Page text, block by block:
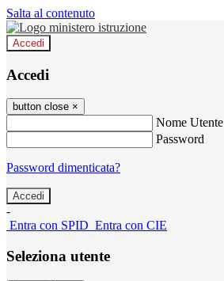
Salta al contenuto
Accedi
Accedi
button close ×
Nome Utente
Password
Password dimenticata?
-
Entra con SPID Entra con CIE
Seleziona utente